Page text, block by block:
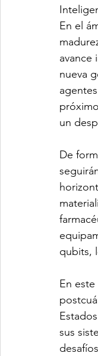
En el
avance
nueva
un
De
qubits,
En
sus